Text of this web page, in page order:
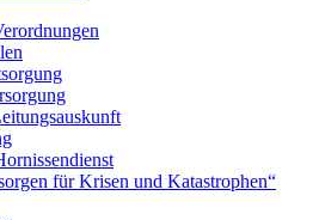
für Krisen und Katastrophen“